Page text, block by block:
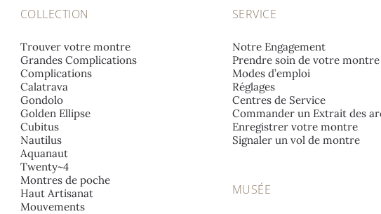
COLLECTION
Trouver votre montre
Grandes Complications
Complications
Calatrava
Gondolo
Golden Ellipse
Cubitus
Nautilus
Aquanaut
Twenty~4
Montres de poche
Haut Artisanat
Mouvements
SERVICE
Notre Engagement
Prendre soin de votre montre
Modes d’emploi
Réglages
Centres de Service
Commander un Extrait des
Enregistrer votre montre
Signaler un vol de montre
MUSÉE